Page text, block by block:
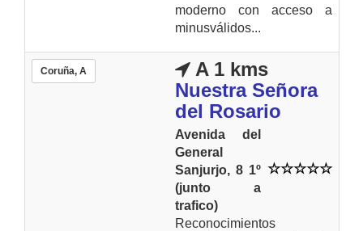
moderno con acceso a
minusválidos...
Coruña, A
A 1 kms
Nuestra Señora
del Rosario
Avenida del
General
Sanjurjo, 8 1º
(junto a
trafico)
Reconocimientos